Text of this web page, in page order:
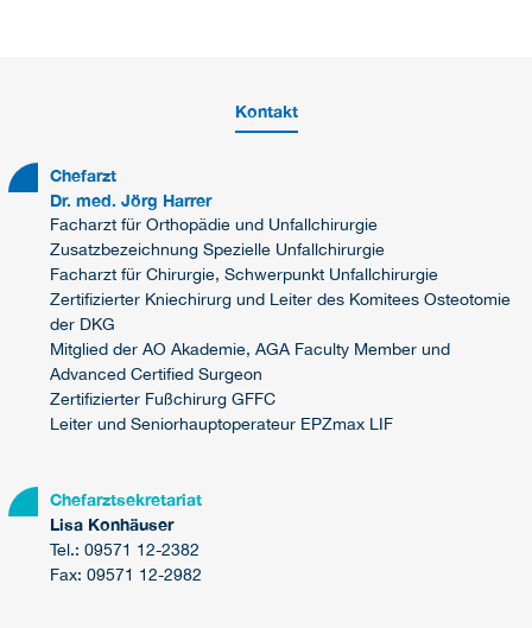
Kontakt
Chefarzt
Dr. med. Jörg Harrer
Facharzt für Orthopädie und Unfallchirurgie
Zusatzbezeichnung Spezielle Unfallchirurgie
Facharzt für Chirurgie, Schwerpunkt Unfallchirurgie
Zertifizierter Kniechirurg und Leiter des Komitees Osteotomie
der DKG
Mitglied der AO Akademie, AGA Faculty Member und
Advanced Certified Surgeon
Zertifizierter Fußchirurg GFFC
Leiter und Seniorhauptoperateur EPZmax LIF
Chefarztsekretariat
Lisa Konhäuser
Tel.: 09571 12-2382
Fax: 09571 12-2982